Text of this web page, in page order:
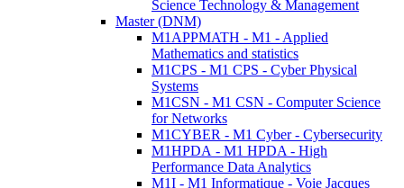
Science Technology & Management
Master (DNM)
M1APPMATH - M1 - Applied
Mathematics and statistics
M1CPS - M1 CPS - Cyber Physical
Systems
M1CSN - M1 CSN - Computer Science
for Networks
M1CYBER - M1 Cyber - Cybersecurity
M1HPDA - M1 HPDA - High
Performance Data Analytics
M1I - M1 Informatique - Voie Jacques